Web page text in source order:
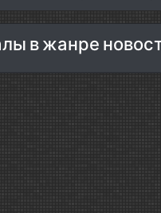
в жанре